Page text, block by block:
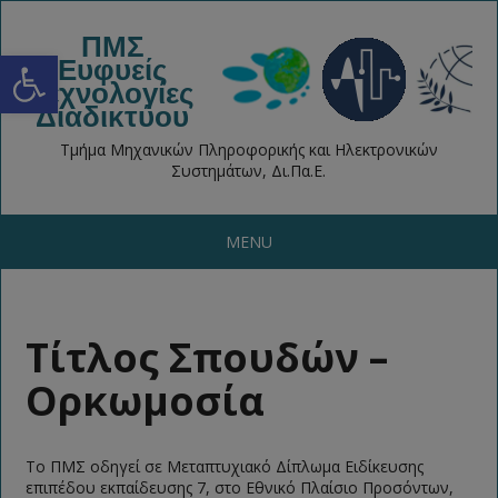
Open toolbar ΠΜΣ
Ευφυείς
Τεχνολογίες
Διαδικτύου
Τμήμα Μηχανικών Πληροφορικής και Ηλεκτρονικών
Συστημάτων, Δι.Πα.Ε.
MENU
Τίτλος Σπουδών –
Ορκωμοσία
Το ΠΜΣ οδηγεί σε Μεταπτυχιακό Δίπλωμα Ειδίκευσης
επιπέδου εκπαίδευσης 7, στο Εθνικό Πλαίσιο Προσόντων,